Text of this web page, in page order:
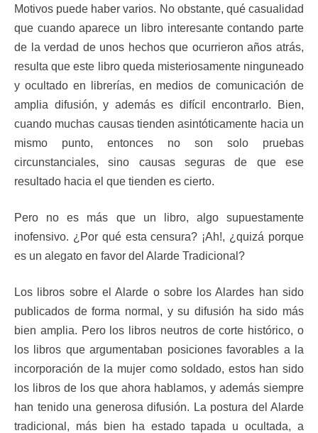
Motivos puede haber varios. No obstante, qué casualidad
que cuando aparece un libro interesante contando parte
de la verdad de unos hechos que ocurrieron años atrás,
resulta que este libro queda misteriosamente ninguneado
y ocultado en librerías, en medios de comunicación de
amplia difusión, y además es difícil encontrarlo. Bien,
cuando muchas causas tienden asintóticamente hacia un
mismo punto, entonces no son solo pruebas
circunstanciales, sino causas seguras de que ese
resultado hacia el que tienden es cierto.
Pero no es más que un libro, algo supuestamente
inofensivo. ¿Por qué esta censura? ¡Ah!, ¿quizá porque
es un alegato en favor del Alarde Tradicional?
Los libros sobre el Alarde o sobre los Alardes han sido
publicados de forma normal, y su difusión ha sido más
bien amplia. Pero los libros neutros de corte histórico, o
los libros que argumentaban posiciones favorables a la
incorporación de la mujer como soldado, estos han sido
los libros de los que ahora hablamos, y además siempre
han tenido una generosa difusión. La postura del Alarde
tradicional, más bien ha estado tapada u ocultada, a